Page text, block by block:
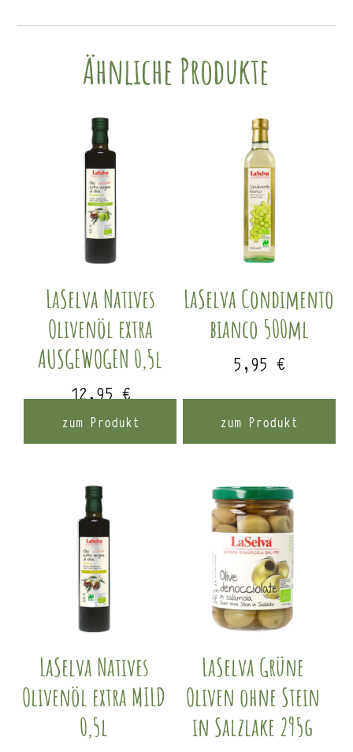
Ähnliche Produkte
LaSelva Natives
Olivenöl extra
AUSGEWOGEN 0,5l
12,95€
zum Produkt
LaSelva Condimento
bianco 500ml
5,95 €
zum Produkt
LaSelva Natives
Olivenöl extra MILD
0,5l
LaSelva Grüne
Oliven ohne Stein
in Salzlake 295g